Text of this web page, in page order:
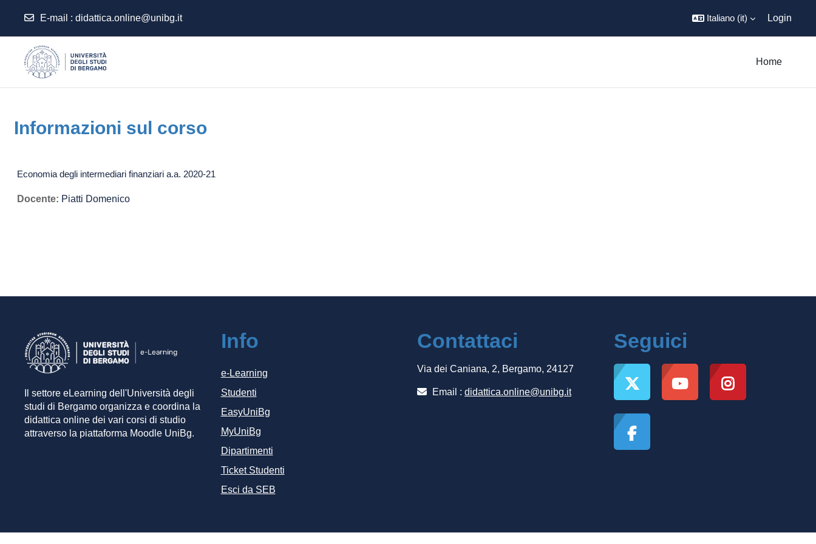
E-mail : didattica.online@unibg.it Italiano ‎(it)‎ Login
Home
Informazioni sul corso
Economia degli intermediari finanziari a.a. 2020-21
Docente: Piatti Domenico
Il settore eLearning dell'Università degli
studi di Bergamo organizza e coordina la
didattica online dei vari corsi di studio
attraverso la piattaforma Moodle UniBg.
Info
e-Learning
Studenti
EasyUniBg
MyUniBg
Dipartimenti
Ticket Studenti
Esci da SEB
Contattaci
Via dei Caniana, 2, Bergamo, 24127
Email : didattica.online@unibg.it
Seguici